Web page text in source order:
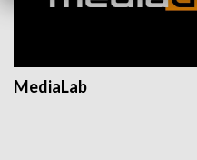
MediaLab